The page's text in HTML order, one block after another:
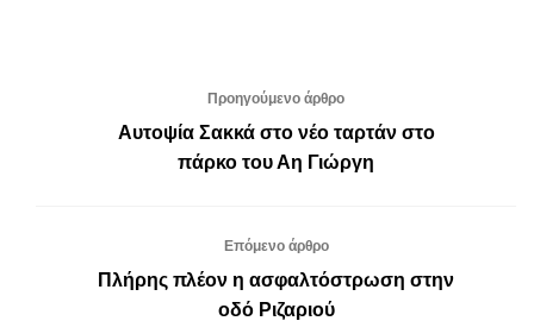
Προηγούμενο άρθρο
Αυτοψία Σακκά στο νέο ταρτάν στο
πάρκο του Αη Γιώργη
Επόμενο άρθρο
Πλήρης πλέον η ασφαλτόστρωση στην
οδό Ριζαριού